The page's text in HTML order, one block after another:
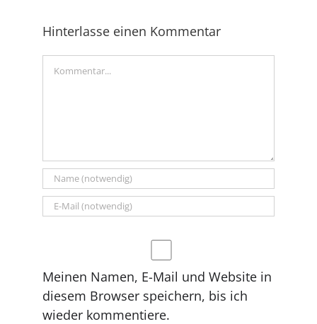
Hinterlasse einen Kommentar
Meinen Namen, E-Mail und Website in
diesem Browser speichern, bis ich
wieder kommentiere.